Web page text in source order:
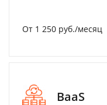
От 1 250 руб./месяц
BaaS